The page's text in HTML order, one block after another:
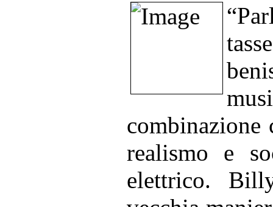
“
combinazione
realismo e
elettrico.